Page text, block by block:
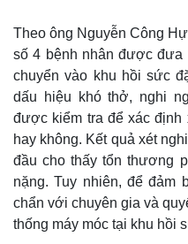
Theo ông Nguyễn Công
số 4 bệnh nhân được
chuyển vào khu hồi sức
dấu hiệu khó thở, nghi
được kiểm tra để xác
hay không. Kết quả xét
đầu cho thấy tổn thương
nặng. Tuy nhiên, để đảm
chẩn với chuyên gia và
thống máy móc tại khu hồi